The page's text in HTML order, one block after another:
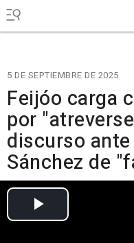
5 DE SEPTIEMBRE DE 2025
Feijóo carga
por
discurso ante
Sánchez de